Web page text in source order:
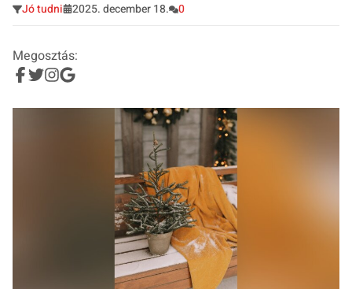
Jó tudni 2025. december 18. 0
Megosztás: